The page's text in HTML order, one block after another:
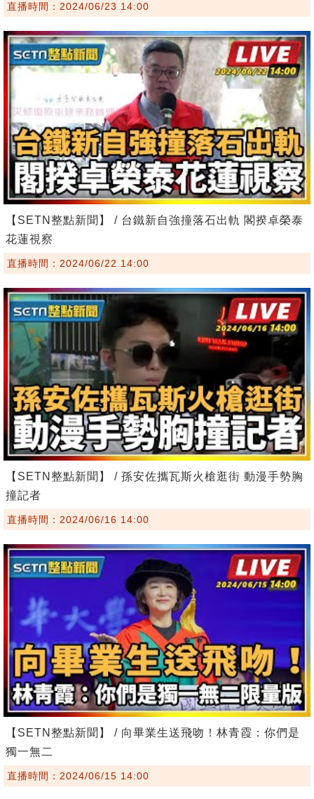
直播時間：2024/06/23 14:00
【SETN整點新聞】 / 台鐵新自強撞落石出軌 閣揆卓榮泰
花蓮視察
直播時間：2024/06/22 14:00
【SETN整點新聞】 / 孫安佐攜瓦斯火槍逛街 動漫手勢胸
撞記者
直播時間：2024/06/16 14:00
【SETN整點新聞】 / 向畢業生送飛吻！林青霞：你們是
獨一無二
直播時間：2024/06/15 14:00